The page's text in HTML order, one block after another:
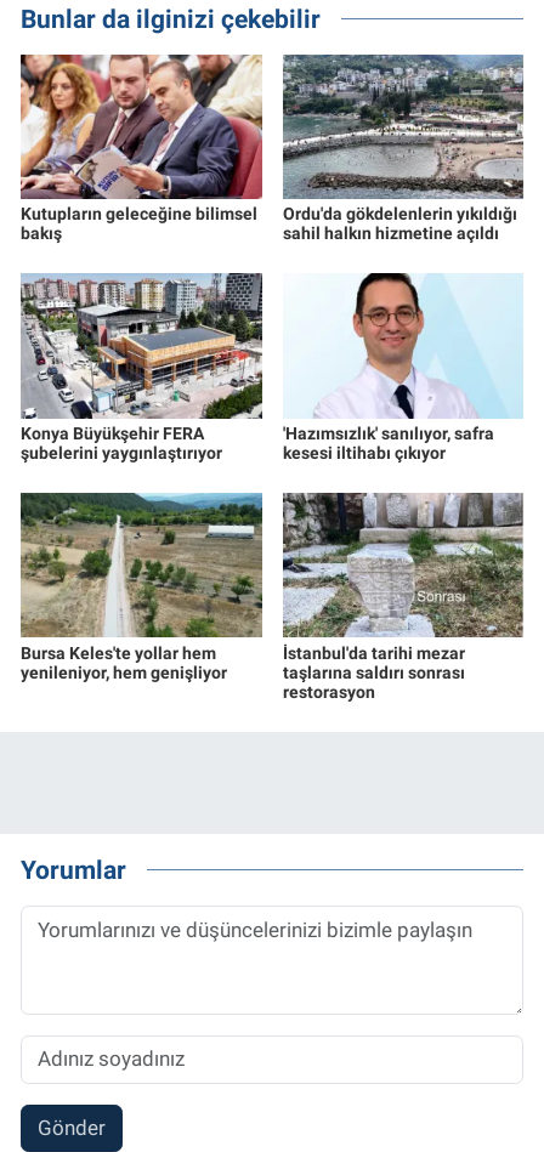
Bunlar da ilginizi çekebilir
Kutupların geleceğine bilimsel
bakış
Ordu'da gökdelenlerin yıkıldığı
sahil halkın hizmetine açıldı
Konya Büyükşehir FERA
şubelerini yaygınlaştırıyor
'Hazımsızlık' sanılıyor, safra
kesesi iltihabı çıkıyor
Bursa Keles'te yollar hem
yenileniyor, hem genişliyor
İstanbul'da tarihi mezar
taşlarına saldırı sonrası
restorasyon
Yorumlar
Gönder